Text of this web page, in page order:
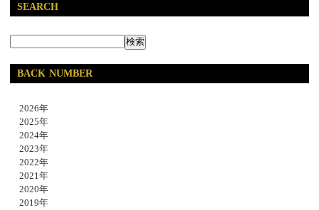
SEARCH
BACK NUMBER
2026年
2025年
2024年
2023年
2022年
2021年
2020年
2019年